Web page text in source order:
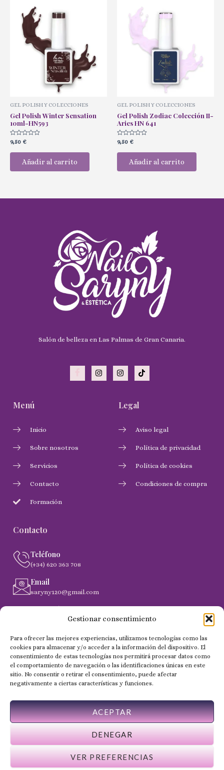
Gestionar consentimiento
Para ofrecer las mejores experiencias, utilizamos tecnologías como las
cookies para almacenar y/o acceder a la información del dispositivo. El
consentimiento de estas tecnologías nos permitirá procesar datos como
el comportamiento de navegación o las identificaciones únicas en este
sitio. No consentir o retirar el consentimiento, puede afectar
negativamente a ciertas características y funciones.
ACEPTAR
DENEGAR
VER PREFERENCIAS
GEL POLISH Y COLECCIONES
Gel Polish Winter Sensation
10ml-HN593
Valorado
con
0
9,50 €
Añadir al carrito
GEL POLISH Y COLECCIONES
Gel Polish Zodiac Colección II-
Aries HN 641
Valorado
con
0
9,50 €
Añadir al carrito
Salón de belleza en Las Palmas de Gran Canaria.
Menú
Inicio
Sobre nosotros
Servicios
Contacto
Formación
Legal
Aviso legal
Política de privacidad
Política de cookies
Condiciones de compra
Contacto
Teléfono
(+34) 620 363 708
Email
saryny120@gmail.com
Dirección
C. Gobernador Marín Acuña, 53, (35014) Las Palmas de
Copyright 2024 © Todos los derechos reservados - NailSaryny